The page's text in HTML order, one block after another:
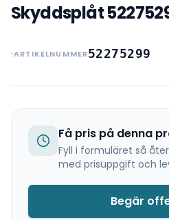
Skyddsplåt
ARTIKELNUMMER52275299
Få pris på denna
Fyll i formuläret så
med prisuppgift och
Begär